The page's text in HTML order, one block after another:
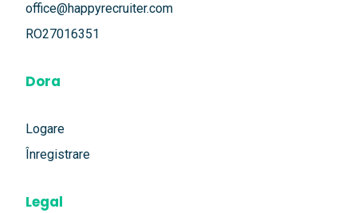
office@happyrecruiter.com
RO27016351
Dora
Logare
Înregistrare
Legal